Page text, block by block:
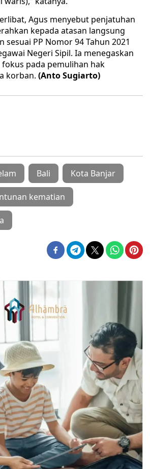
Agus menyebut penjatuhan
kepada atasan langsung
sesuai PP Nomor 94 Tahun 2021
Negeri Sipil. Ia menegaskan
pada pemulihan hak
korban. (Anto Sugiarto)
Bali Kota Banjar
kematian